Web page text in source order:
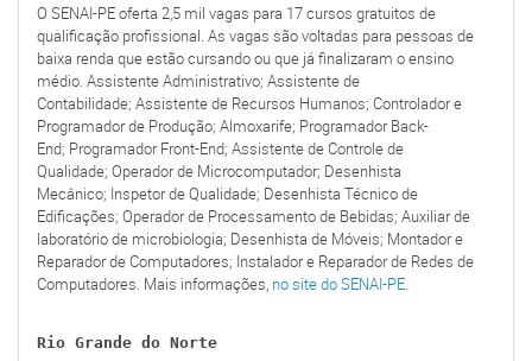
O SENAI-PE oferta 2,5 mil vagas para 17 cursos gratuitos de
qualificação profissional. As vagas são voltadas para pessoas de
baixa renda que estão cursando ou que já finalizaram o ensino
médio. Assistente Administrativo; Assistente de
Contabilidade; Assistente de Recursos Humanos; Controlador e
Programador de Produção; Almoxarife; Programador Back-
End; Programador Front-End; Assistente de Controle de
Qualidade; Operador de Microcomputador; Desenhista
Mecânico; Inspetor de Qualidade; Desenhista Técnico de
Edificações; Operador de Processamento de Bebidas; Auxiliar de
laboratório de microbiologia; Desenhista de Móveis; Montador e
Reparador de Computadores; Instalador e Reparador de Redes de
Computadores. Mais informações, no site do SENAI-PE.
Rio Grande do Norte